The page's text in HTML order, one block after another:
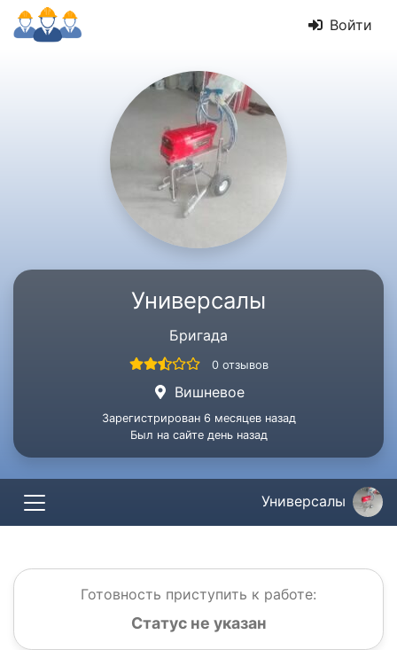
Войти
Универсалы
Бригада
0 отзывов
Вишневое
Зарегистрирован 6 месяцев назад
Был на сайте день назад
Универсалы
Готовность приступить к работе:
Статус не указан